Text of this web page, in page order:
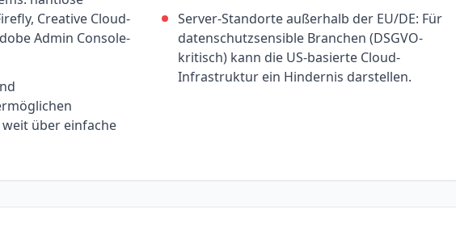
Creative Cloud-
Admin Console-
über einfache
Server-Standorte außerhalb der EU/DE: Für
datenschutzsensible Branchen (DSGVO-
kritisch) kann die US-basierte Cloud-
Infrastruktur ein Hindernis darstellen.